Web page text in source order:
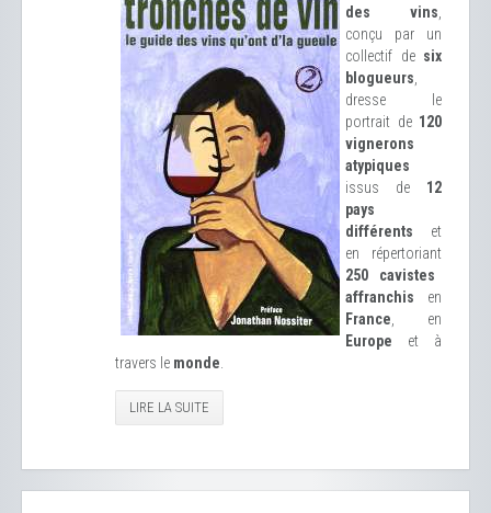
des vins
conçu par un
collectif de six
blogueurs
dresse le
portrait de 120
vignerons
atypiques
issus de 12
pays
différents et
en répertoriant
250 cavistes
affranchis en
France , en
Europe et à
travers le monde
LIRE LA SUITE